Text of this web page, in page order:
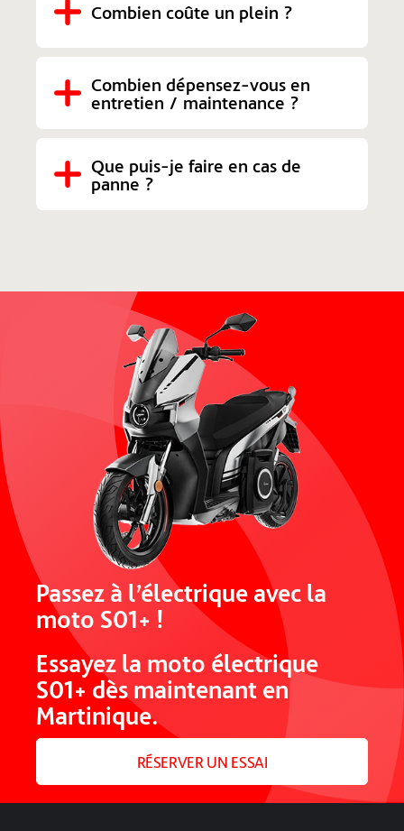
Combien coûte un plein ?
Combien dépensez-vous en
entretien / maintenance ?
Que puis-je faire en cas de
panne ?
Passez à l’électrique avec la
moto S01+ !
Essayez la moto électrique
S01+ dès maintenant en
Martinique.
RÉSERVER UN ESSAI